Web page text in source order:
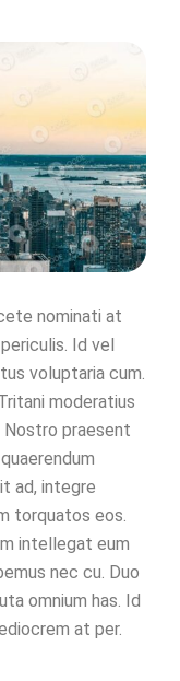
nominati at
Id vel
voluptaria cum.
moderatius
Nostro praesent
ad, integre
torquatos eos.
intellegat eum
nec cu. Duo
omnium has. Id
at per.